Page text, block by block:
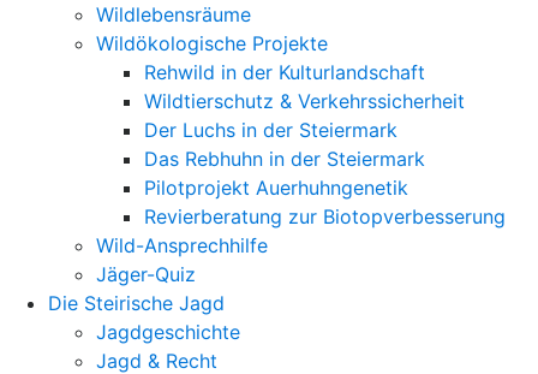
Wildlebensräume
Wildökologische Projekte
Rehwild in der Kulturlandschaft
Wildtierschutz & Verkehrssicherheit
Der Luchs in der Steiermark
Das Rebhuhn in der Steiermark
Pilotprojekt Auerhuhngenetik
Revierberatung zur Biotopverbesserung
Wild-Ansprechhilfe
Jäger-Quiz
Die Steirische Jagd
Jagdgeschichte
Jagd & Recht